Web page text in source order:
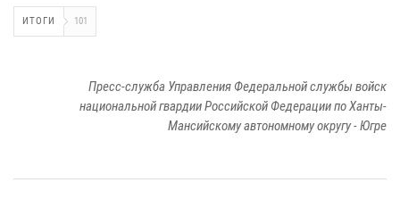
ИТОГИ 101
Пресс-служба Управления Федеральной службы войск
национальной гвардии Российской Федерации по Ханты-
Мансийскому автономному округу - Югре